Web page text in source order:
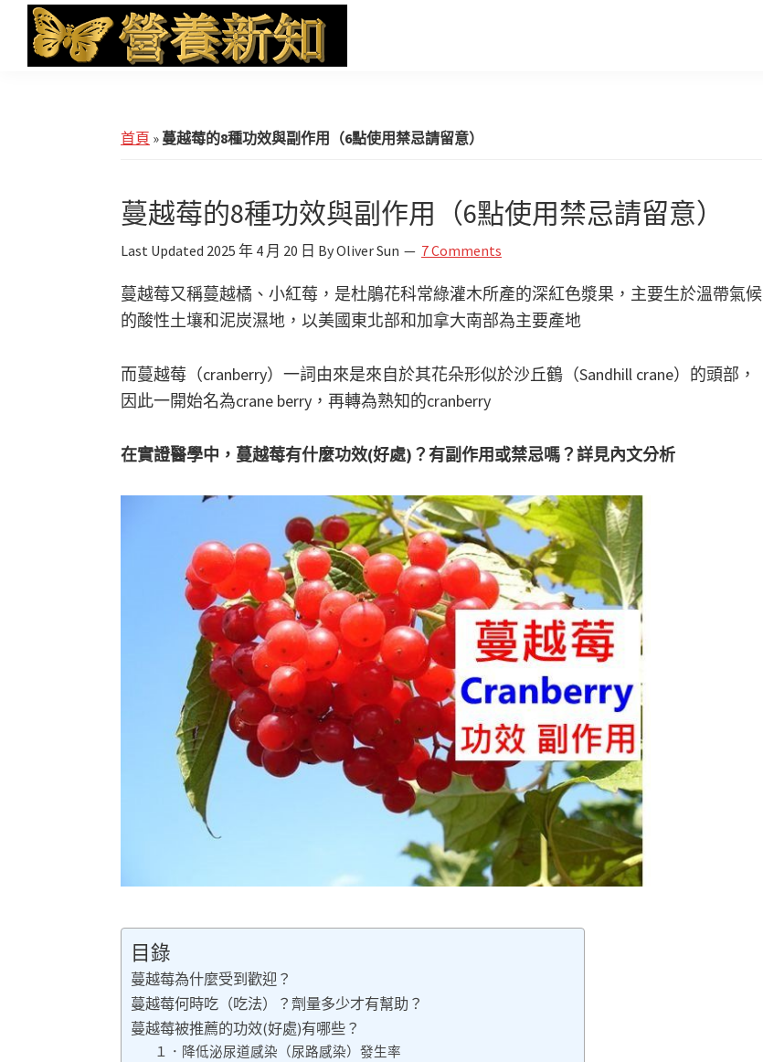
main
primary
footer
首頁 » 蔓越莓的8種功效與副作用（6點使用禁忌請留意）
蔓越莓的8種功效與副作用（6點使用禁忌請留意）
Last Updated 2025 年 4 月 20 日 ByOliver Sun 7 Comments
蔓越莓又稱蔓越橘、小紅莓，是杜鵑花科常綠灌木所產的深紅色漿果，主要生於溫帶氣候
的酸性土壤和泥炭濕地，以美國東北部和加拿大南部為主要產地
而蔓越莓（cranberry）一詞由來是來自於其花朵形似於沙丘鶴（Sandhill crane）的頭部，
因此一開始名為crane berry，再轉為熟知的cranberry
在實證醫學中，蔓越莓有什麼功效(好處)？有副作用或禁忌嗎？詳見內文分析
目錄
蔓越莓為什麼受到歡迎？
蔓越莓何時吃（吃法）？劑量多少才有幫助？
蔓越莓被推薦的功效(好處)有哪些？
１．降低泌尿道感染（尿路感染）發生率